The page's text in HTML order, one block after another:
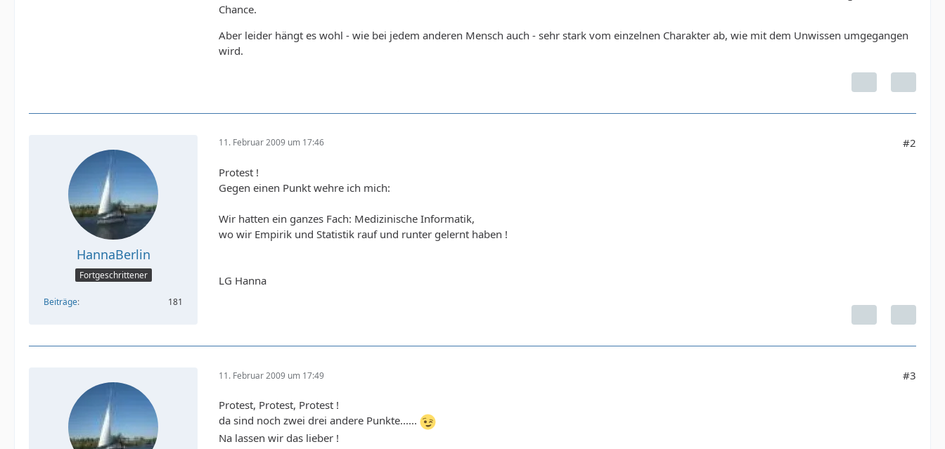
Chance.
Aber leider hängt es wohl - wie bei jedem anderen Mensch auch - sehr stark vom einzelnen Charakter ab, wie mit dem Unwissen umgegangen
wird.
HannaBerlin
Fortgeschrittener
Beiträge 181
11. Februar 2009 um 17:46 #2
Protest !
Gegen einen Punkt wehre ich mich:
Wir hatten ein ganzes Fach: Medizinische Informatik,
wo wir Empirik und Statistik rauf und runter gelernt haben !
LG Hanna
11. Februar 2009 um 17:49 #3
Protest, Protest, Protest !
da sind noch zwei drei andere Punkte......
Na lassen wir das lieber !